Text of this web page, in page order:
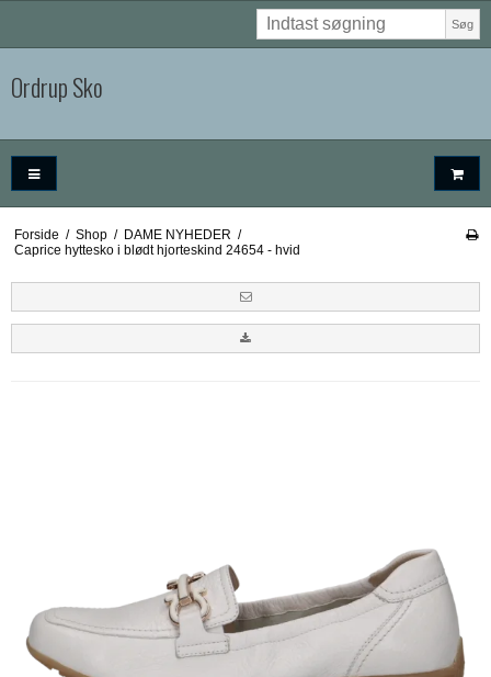
Søg
Ordrup Sko
Forside / Shop / DAME NYHEDER /
Caprice hyttesko i blødt hjorteskind 24654 - hvid